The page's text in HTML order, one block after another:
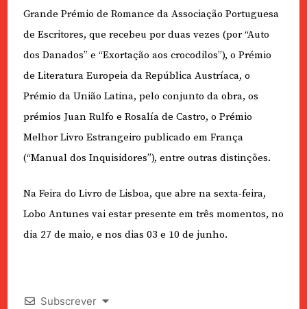
Grande Prémio de Romance da Associação Portuguesa
de Escritores, que recebeu por duas vezes (por “Auto
dos Danados” e “Exortação aos crocodilos”), o Prémio
de Literatura Europeia da República Austríaca, o
Prémio da União Latina, pelo conjunto da obra, os
prémios Juan Rulfo e Rosalía de Castro, o Prémio
Melhor Livro Estrangeiro publicado em França
(“Manual dos Inquisidores”), entre outras distinções.
Na Feira do Livro de Lisboa, que abre na sexta-feira,
Lobo Antunes vai estar presente em três momentos, no
dia 27 de maio, e nos dias 03 e 10 de junho.
Subscrever